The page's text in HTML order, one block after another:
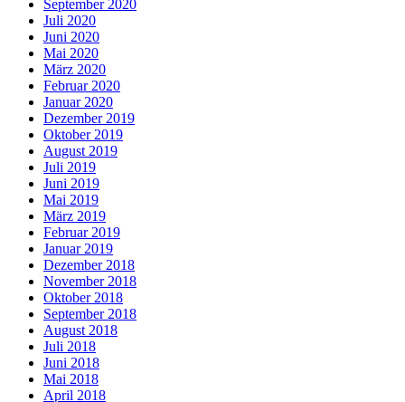
September 2020
Juli 2020
Juni 2020
Mai 2020
März 2020
Februar 2020
Januar 2020
Dezember 2019
Oktober 2019
August 2019
Juli 2019
Juni 2019
Mai 2019
März 2019
Februar 2019
Januar 2019
Dezember 2018
November 2018
Oktober 2018
September 2018
August 2018
Juli 2018
Juni 2018
Mai 2018
April 2018